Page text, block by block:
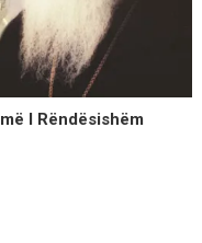
I Rëndësishëm